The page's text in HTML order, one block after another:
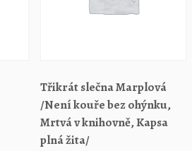
Třikrát slečna Marplová
/Není kouře bez ohýnku,
Mrtvá v knihovně, Kapsa
plná žita/